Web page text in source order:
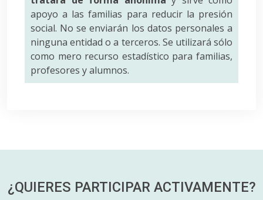
apoyo a las familias para reducir la presión
social. No se enviarán los datos personales a
ninguna entidad o a terceros. Se utilizará sólo
como mero recurso estadístico para familias,
profesores y alumnos.
¿QUIERES PARTICIPAR ACTIVAMENTE?